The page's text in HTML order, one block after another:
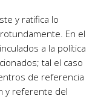
y ratifica lo
En el
a la política
tal el caso
de referencia
y referente del